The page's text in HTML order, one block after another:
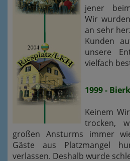
jener
Wir
an sehr
Kunden
unsere
vielfach
1999 -
Keinem
trocken,
großen Ansturms immer
Gäste aus Platzmangel
verlassen. Deshalb wurde